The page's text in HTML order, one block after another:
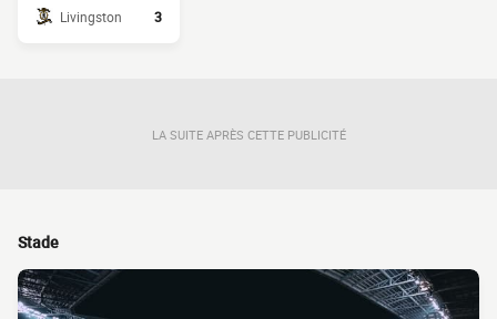
Livingston
3
LA SUITE APRÈS CETTE PUBLICITÉ
Stade